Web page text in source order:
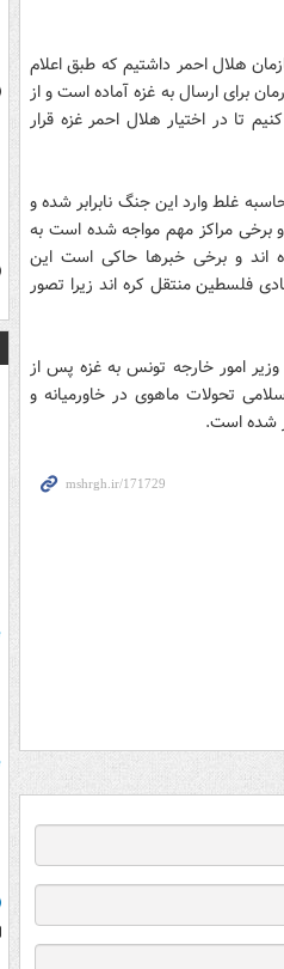
هلال احمر داشتیم که طبق اعلام
برای ارسال به غزه آماده است و از
تا در اختیار هلال احمر غزه قرار
غلط وارد این جنگ نابرابر شده و
و برخی مراکز مهم مواجه شده است به
اند و برخی خبرها حاکی است این
فلسطین منتقل کره اند زیرا تصور
امور خارجه تونس به غزه پس از
تحولات ماهوی در خاورمیانه و
شده است.